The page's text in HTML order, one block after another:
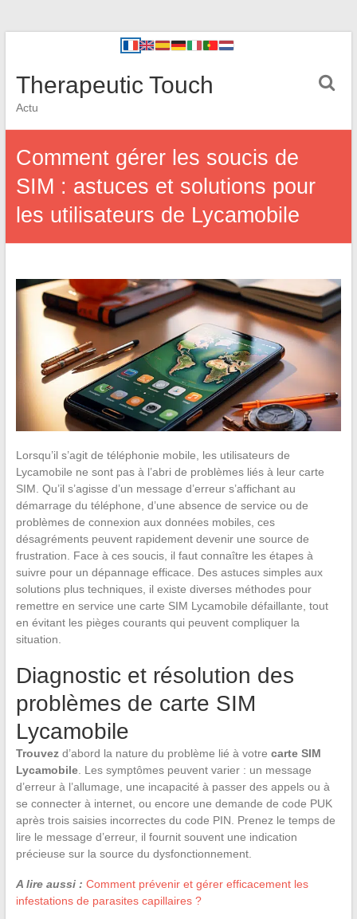
Therapeutic Touch
Actu
Comment gérer les soucis de
SIM : astuces et solutions pour
les utilisateurs de Lycamobile
Lorsqu’il s’agit de téléphonie mobile, les utilisateurs de
Lycamobile ne sont pas à l’abri de problèmes liés à leur carte
SIM. Qu’il s’agisse d’un message d’erreur s’affichant au
démarrage du téléphone, d’une absence de service ou de
problèmes de connexion aux données mobiles, ces
désagréments peuvent rapidement devenir une source de
frustration. Face à ces soucis, il faut connaître les étapes à
suivre pour un dépannage efficace. Des astuces simples aux
solutions plus techniques, il existe diverses méthodes pour
remettre en service une carte SIM Lycamobile défaillante, tout
en évitant les pièges courants qui peuvent compliquer la
situation.
Diagnostic et résolution des
problèmes de carte SIM
Lycamobile
Trouvezd’abord la nature du problème lié à votre carte SIM
Lycamobile. Les symptômes peuvent varier : un message
d’erreur à l’allumage, une incapacité à passer des appels ou à
se connecter à internet, ou encore une demande de code PUK
après trois saisies incorrectes du code PIN. Prenez le temps de
lire le message d’erreur, il fournit souvent une indication
précieuse sur la source du dysfonctionnement.
A lire aussi : Comment prévenir et gérer efficacement les
infestations de parasites capillaires ?